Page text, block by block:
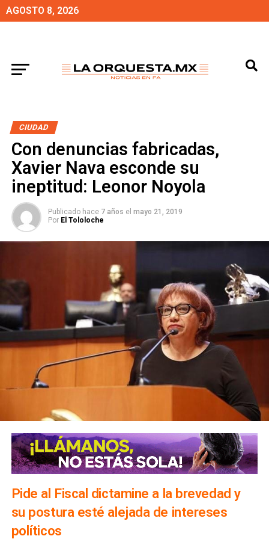
AGOSTO 8, 2026
CIUDAD
Con denuncias fabricadas,
Xavier Nava esconde su
ineptitud: Leonor Noyola
Publicado hace 7 años el mayo 21, 2019
Por El Tololoche
Pide al Fiscal dictamine a la brevedad y
su postura esté alejada de intereses
políticos